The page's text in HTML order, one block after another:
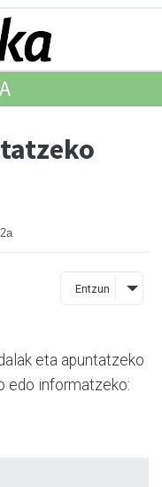
Entzun
eta apuntatzeko
edo informatzeko: